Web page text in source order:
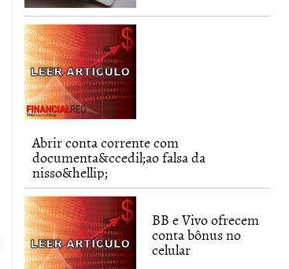
Abrir conta corrente com
documenta&ccedil;ao falsa da
nisso&hellip;
BB e Vivo ofrecem
conta bônus no
celular